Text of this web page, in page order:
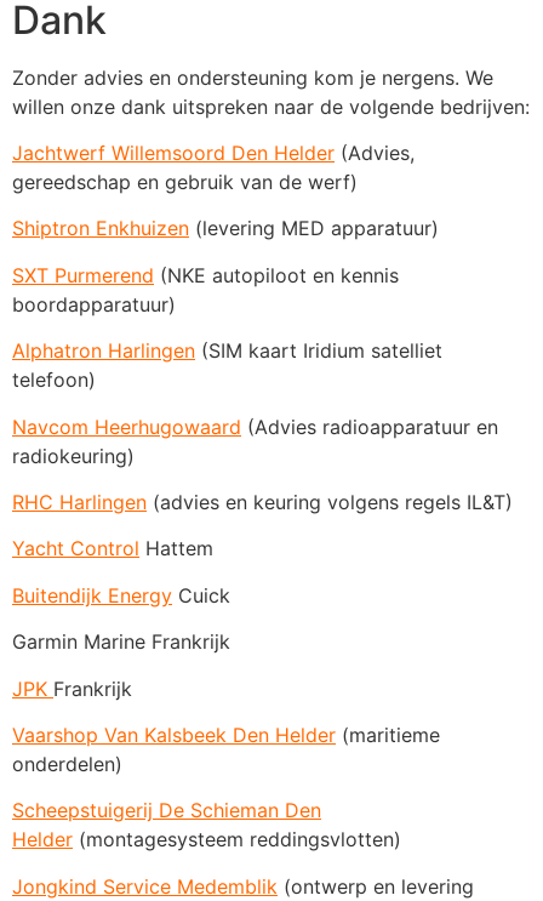
Dank
Zonder advies en ondersteuning kom je nergens. We
willen onze dank uitspreken naar de volgende bedrijven:
Jachtwerf Willemsoord Den Helder (Advies,
gereedschap en gebruik van de werf)
Shiptron Enkhuizen (levering MED apparatuur)
SXT Purmerend (NKE autopiloot en kennis
boordapparatuur)
Alphatron Harlingen (SIM kaart Iridium satelliet
telefoon)
Navcom Heerhugowaard (Advies radioapparatuur en
radiokeuring)
RHC Harlingen (advies en keuring volgens regels IL&T)
Yacht Control Hattem
Buitendijk Energy Cuick
Garmin Marine Frankrijk
JPK Frankrijk
Vaarshop Van Kalsbeek Den Helder (maritieme
onderdelen)
Scheepstuigerij De Schieman Den
Helder (montagesysteem reddingsvlotten)
Jongkind Service Medemblik (ontwerp en levering